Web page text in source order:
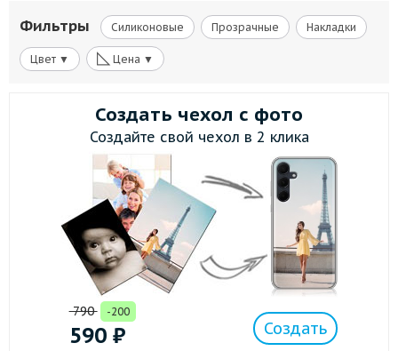
Фильтры Силиконовые Прозрачные Накладки
Цвет ▼ ◺ Цена ▼
Создать чехол с фото
Создайте свой чехол в 2 клика
790 -200
590 ₽ Создать